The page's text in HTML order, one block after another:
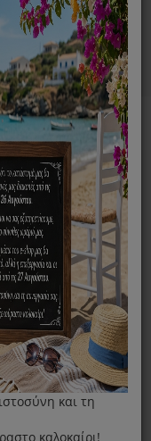
0
MENU
Constellation
και τη
καλοκαίρι!